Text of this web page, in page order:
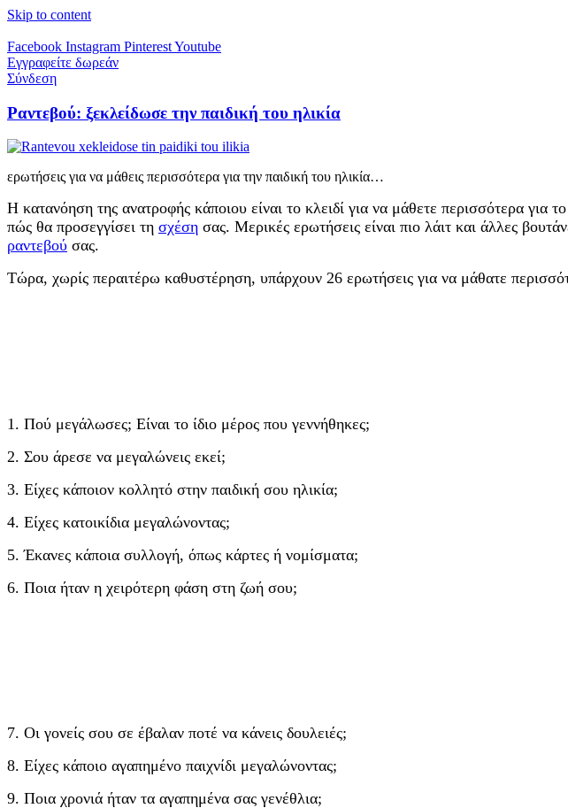
Skip to content
Facebook Instagram PinterestYoutube
Εγγραφείτε δωρεάν
Σύνδεση
Ραντεβού: ξεκλείδωσε την παιδική του ηλικία
ερωτήσεις για να μάθεις περισσότερα για την παιδική του ηλικία…
Η κατανόηση της ανατροφής κάποιου είναι το κλειδί για να μάθετε περισσότερα για
πώς θα προσεγγίσει τη σχέση σας. Μερικές ερωτήσεις είναι πιο λάιτ και άλλες
ραντεβού σας.
Τώρα, χωρίς περαιτέρω καθυστέρηση, υπάρχουν 26 ερωτήσεις για να μάθατε
1. Πού μεγάλωσες; Είναι το ίδιο μέρος που γεννήθηκες;
2. Σου άρεσε να μεγαλώνεις εκεί;
3. Είχες κάποιον κολλητό στην παιδική σου ηλικία;
4. Είχες κατοικίδια μεγαλώνοντας;
5. Έκανες κάποια συλλογή, όπως κάρτες ή νομίσματα;
6. Ποια ήταν η χειρότερη φάση στη ζωή σου;
7. Οι γονείς σου σε έβαλαν ποτέ να κάνεις δουλειές;
8. Είχες κάποιο αγαπημένο παιχνίδι μεγαλώνοντας;
9. Ποια χρονιά ήταν τα αγαπημένα σας γενέθλια;